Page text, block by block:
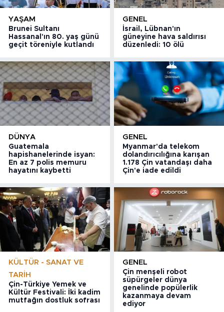
YAŞAM
Brunei Sultanı
Hassanal'ın 80. yaş günü
geçit töreniyle kutlandı
GENEL
İsrail, Lübnan'ın
güneyine hava saldırısı
düzenledi: 10 ölü
DÜNYA
Guatemala
hapishanelerinde isyan:
En az 7 polis memuru
hayatını kaybetti
GENEL
Myanmar'da telekom
dolandırıcılığına karışan
1.178 Çin vatandaşı daha
Çin'e iade edildi
KÜLTÜR - SANAT VE
TARIH
Çin-Türkiye Yemek ve
Kültür Festivali: İki kadim
mutfağın dostluk sofrası
GENEL
Çin menşeli robot
süpürgeler dünya
genelinde popülerlik
kazanmaya devam
ediyor